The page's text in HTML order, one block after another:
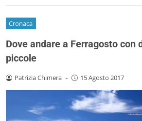
Cronaca
Dove andare a Ferragosto con
piccole
Patrizia Chimera - 15 Agosto 2017